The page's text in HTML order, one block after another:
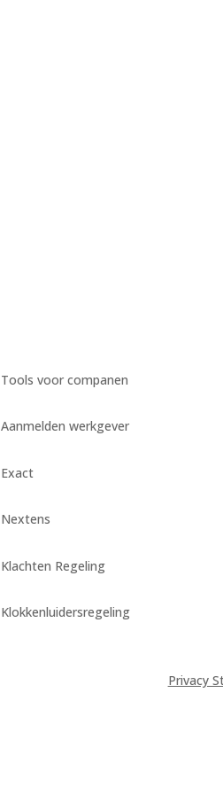
Tools voor companen
Aanmelden werkgever
Exact
Nextens
Klachten Regeling
Klokkenluidersregeling
Privacy